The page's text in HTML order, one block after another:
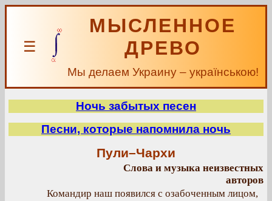
☰
МЫСЛЕННОЕ
ДРЕВО
Мы делаем Украину – українською!
Ночь забытых песен
Песни, которые напомнила ночь
Пули–Чархи
Слова и музыка неизвестных
авторов
Командир наш появился с озабоченным лицом,